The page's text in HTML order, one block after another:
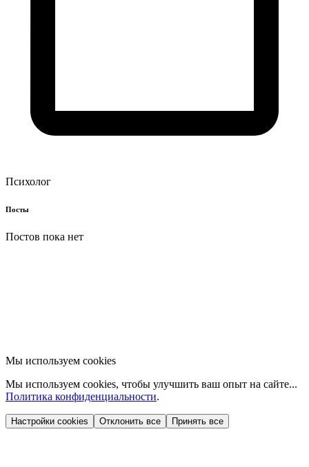
Психолог
Посты
Постов пока нет
Мы используем cookies
Мы используем cookies, чтобы улучшить ваш опыт на сайте...
Политика конфиденциальности.
Настройки cookies Отклонить все Принять все